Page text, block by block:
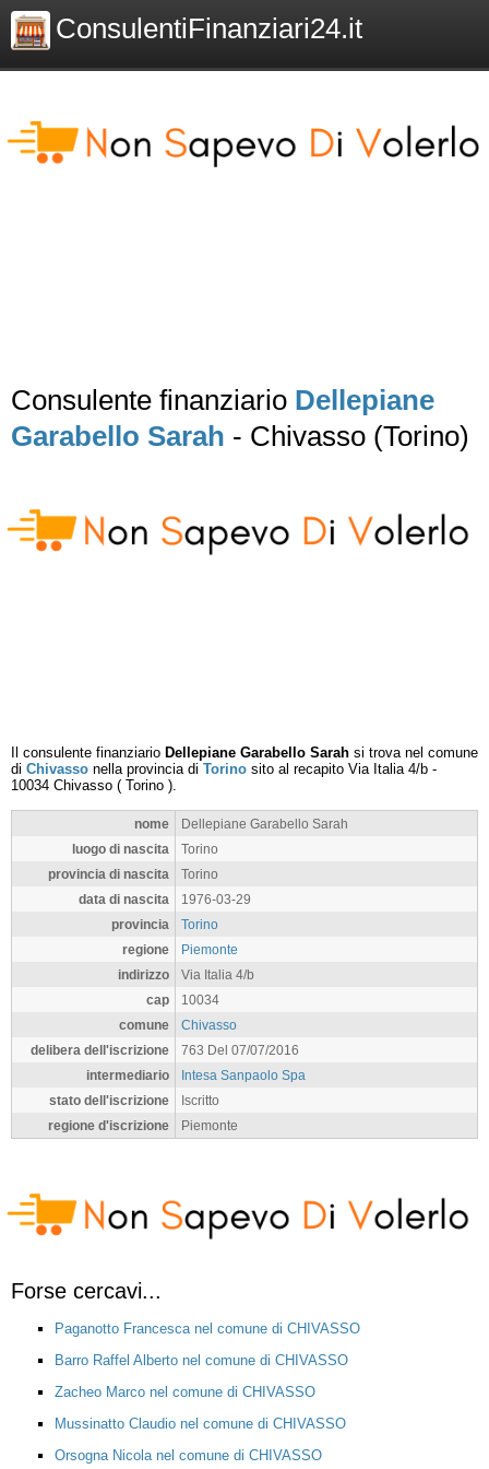
ConsulentiFinanziari24.it
Consulente finanziario Dellepiane
Garabello Sarah - Chivasso (Torino)
Il consulente finanziario Dellepiane Garabello Sarah si trova nel comune
di Chivasso nella provincia di Torino sito al recapito Via Italia 4/b -
10034 Chivasso ( Torino ).
nome
Dellepiane Garabello Sarah
luogo di nascita
Torino
provincia di nascita
Torino
data di nascita
1976-03-29
provincia
Torino
regione
Piemonte
indirizzo
Via Italia 4/b
cap
10034
comune
Chivasso
delibera dell'iscrizione
763 Del 07/07/2016
intermediario
Intesa Sanpaolo Spa
stato dell'iscrizione
Iscritto
regione d'iscrizione
Piemonte
Forse cercavi...
Paganotto Francesca nel comune di CHIVASSO
Barro Raffel Alberto nel comune di CHIVASSO
Zacheo Marco nel comune di CHIVASSO
Mussinatto Claudio nel comune di CHIVASSO
Orsogna Nicola nel comune di CHIVASSO